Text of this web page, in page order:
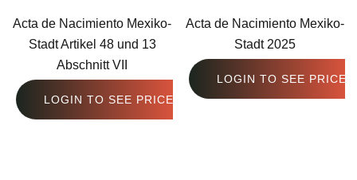
Acta de Nacimiento Mexiko-
Stadt Artikel 48 und 13
Abschnitt VII
LOGIN TO SEE PRICE
Acta de Nacimiento Mexiko-
Stadt 2025
LOGIN TO SEE PRICE